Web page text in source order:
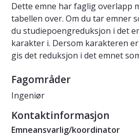
Dette emne har faglig overlapp
tabellen over. Om du tar emner
du studiepoengreduksjon i det
karakter i. Dersom karakteren
gis det reduksjon i det emnet
Fagområder
Ingeniør
Kontaktinformasjon
Emneansvarlig/koordinator